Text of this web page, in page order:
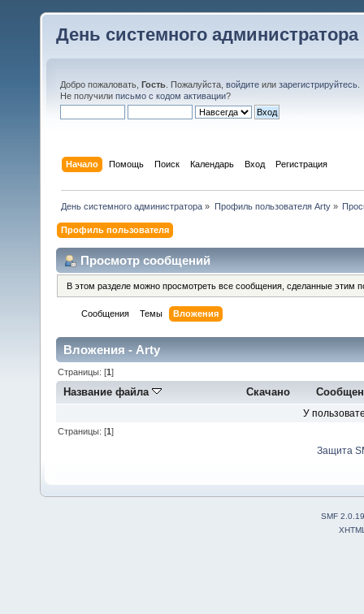
День системного администратора
Добро пожаловать, Гость . Пожалуйста, войдите или зарегистрируйтесь
Не получили письмо с кодом активации?
Начало Помощь Поиск Календарь Вход Регистрация
День системного администратора » Профиль пользователя Arty»
Профиль пользователя
Просмотр сообщений
В этом разделе можно просмотреть все сообщения, сделанные этим
Сообщения Темы Вложения
Вложения - Arty
Страницы: [1]
Название файла Скачано
У
Страницы: [1]
Защита
SMF 2.0.19